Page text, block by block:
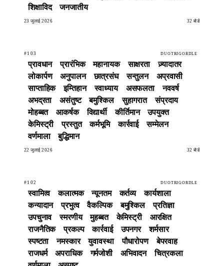
शिक्षाविद
जनजातीय
23 जुलाई 2026 32 बोर्ड
#103 DUOTRIGORDLE
प्रावधान प्रारंभिक महानायक साक्षरता
ज़्यादातर
लोकार्पण
अनुपालन छात्रसंघ सन्तुलन
अप्रवासी
साप्ताहिक
इम्तिहान स्वाध्याय असफलता
नववर्ष
अभद्रता
असंतुष्ट बमुश्किल सुहागरात
संप्रदाय
मोहब्बत
आकर्षक विद्यार्थी कीर्तिमान
उपयुक्त
केमिस्ट्री
प्रस्तुत कर्मभूमि कार्रवाई
सम्मेलन
वर्णमाला
बुद्धिमान
22 जुलाई 2026 32 बोर्ड
#102 DUOTRIGORDLE
स्वामित्व कलात्मक न्यूनतम कर्तव्य
कार्यशाला
कन्यादान
प्रभुत्व वैकल्पिक बमुश्किल
प्रतिज्ञा
उपचुनाव
स्मरणीय मुहब्बत केमिस्ट्री
आरक्षित
राजनैतिक
प्रकल्प कार्रवाई उपनगर
शर्मसार
स्पष्टता
नमस्कार युवावस्था पौधारोपण
बेपरवाह
राजधर्म
अपराधिक गर्मजोशी अभिवादन
चित्रकला